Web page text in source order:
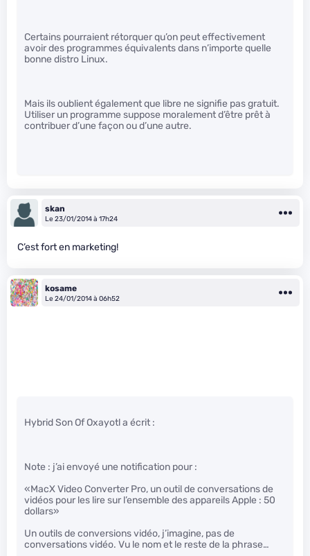
Certains pourraient rétorquer qu’on peut effectivement
avoir des programmes équivalents dans n’importe quelle
bonne distro Linux.
Mais ils oublient également que libre ne signifie pas gratuit.
Utiliser un programme suppose moralement d’être prêt à
contribuer d’une façon ou d’une autre.
skan
Le 23/01/2014 à 17h24
C’est fort en marketing!
kosame
Le 24/01/2014 à 06h52
Hybrid Son Of Oxayotl a écrit :
Note : j’ai envoyé une notification pour :
«MacX Video Converter Pro, un outil de conversations de
vidéos pour les lire sur l’ensemble des appareils Apple : 50
dollars»
Un outils de conversions vidéo, j’imagine, pas de
conversations vidéo. Vu le nom et le reste de la phrase…